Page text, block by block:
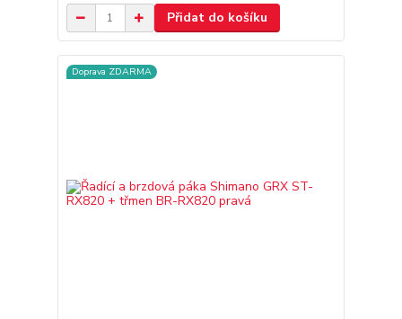
Přidat do košíku
Doprava ZDARMA